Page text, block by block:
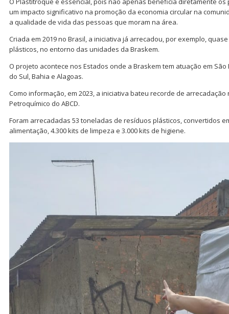
um impacto significativo na promoção da economia circular na
a qualidade de vida das pessoas que moram na área.
Criada em 2019 no Brasil, a iniciativa já arrecadou, por exemplo,
plásticos, no entorno das unidades da Braskem.
O projeto acontece nos Estados onde a Braskem tem atuação em São
do Sul, Bahia e Alagoas.
Como informação, em 2023, a iniciativa bateu recorde de
Petroquímico do ABCD.
Foram arrecadadas 53 toneladas de resíduos plásticos, convertidos
alimentação, 4.300 kits de limpeza e 3.000 kits de higiene.